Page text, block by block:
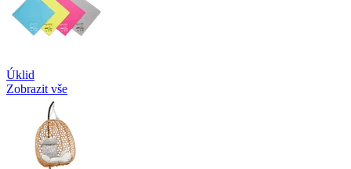
Úklid
Zobrazit vše